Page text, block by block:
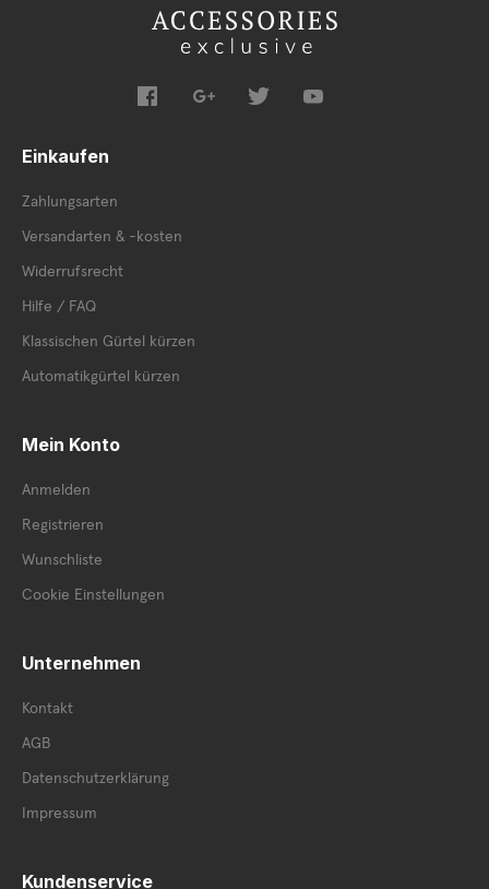
Einkaufen
Zahlungsarten
Versandarten & -kosten
Widerrufsrecht
Hilfe / FAQ
Klassischen Gürtel kürzen
Automatikgürtel kürzen
Mein Konto
Anmelden
Registrieren
Wunschliste
Cookie Einstellungen
Unternehmen
Kontakt
AGB
Datenschutzerklärung
Impressum
Kundenservice